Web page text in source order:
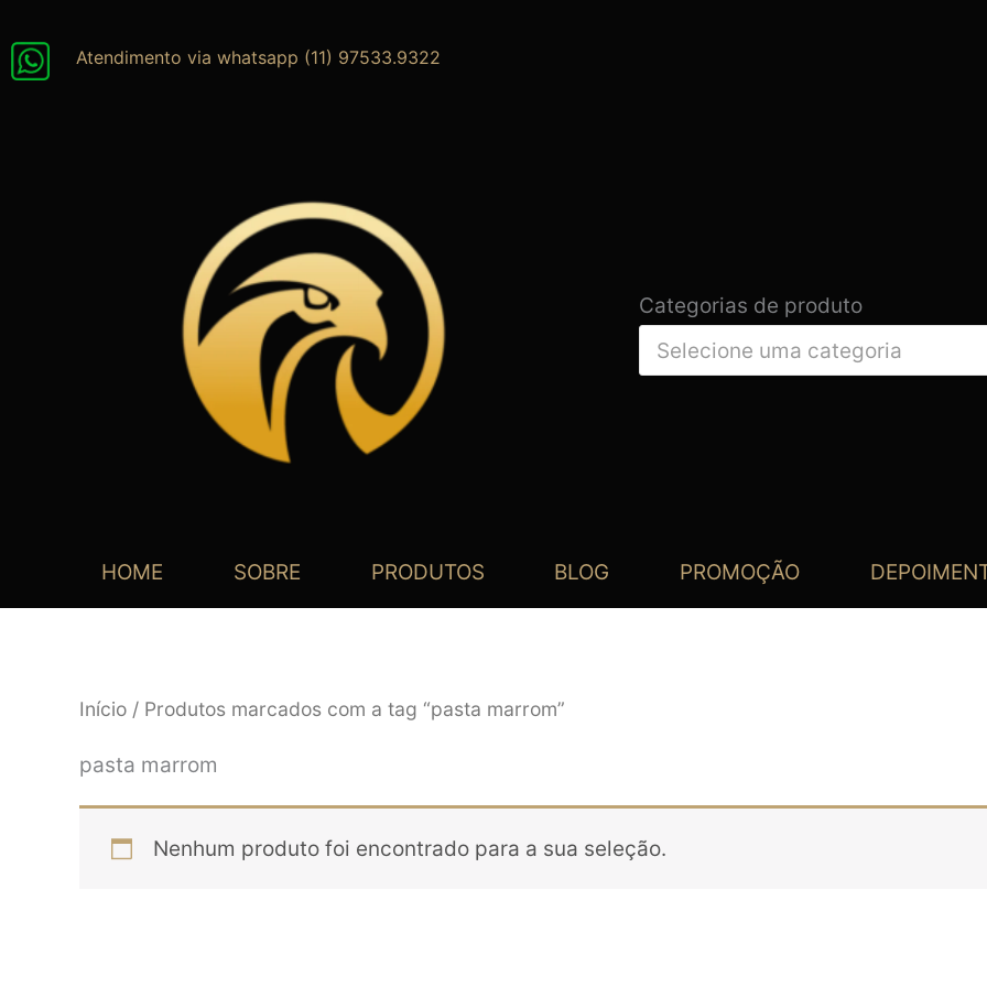
para
Atendimento via whatsapp (11) 97533.9322
Categorias de produto
Selecione uma categoria
HOME SOBRE PRODUTOS BLOG PROMOÇÃO
Início / Produtos marcados com a tag “pasta marrom”
pasta marrom
Nenhum produto foi encontrado para a sua seleção.